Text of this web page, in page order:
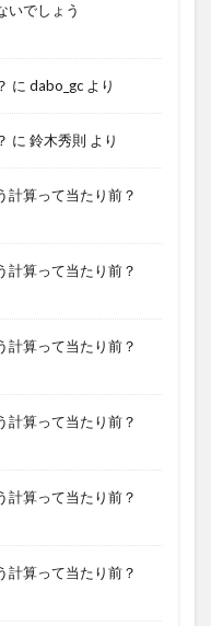
いでしょう
に dabo_gc より
に 鈴木秀則 より
計算って当たり前？
計算って当たり前？
計算って当たり前？
計算って当たり前？
計算って当たり前？
計算って当たり前？